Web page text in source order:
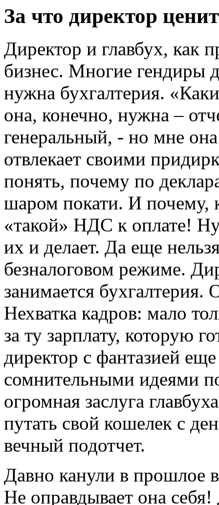
За что директор
Директор и главбух, как
бизнес. Многие гендиры
нужна бухгалтерия.
она, конечно, нужна –
генеральный, - но мне
отвлекает своими
понять, почему по
шаром покати. И почему,
«такой» НДС к оплате!
их и делает. Да еще
безналоговом режиме.
занимается бухгалтерия.
Нехватка кадров: мало
за ту зарплату, которую
директор с фантазией
сомнительными идеями
огромная заслуга
путать свой кошелек с
вечный подотчет.
Давно канули в прошлое
Не оправдывает она